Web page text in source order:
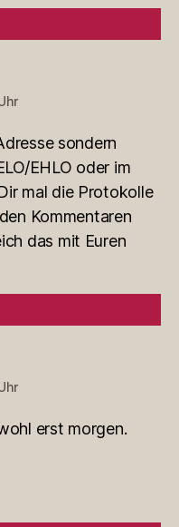
sondern
EHLO oder im
mal die Protokolle
Kommentaren
das mit Euren
erst morgen.